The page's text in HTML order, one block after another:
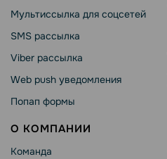
Мультиссылка для соцсетей
SMS рассылка
Viber рассылка
Web push уведомления
Попап формы
О КОМПАНИИ
Команда